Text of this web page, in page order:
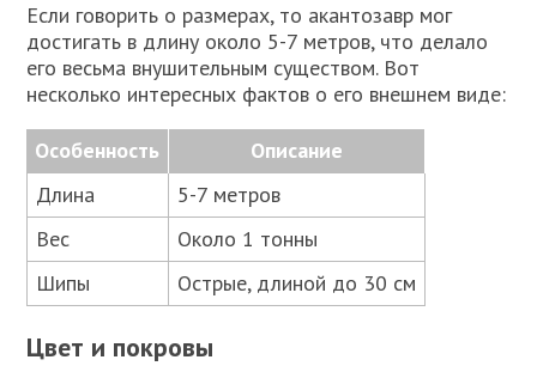
Если говорить о размерах, то акантозавр мог
достигать в длину около 5-7 метров, что делало
его весьма внушительным существом. Вот
несколько интересных фактов о его внешнем виде:
Особенность
Описание
Длина
5-7 метров
Вес
Около 1 тонны
Шипы
Острые, длиной до 30 см
Цвет и покровы